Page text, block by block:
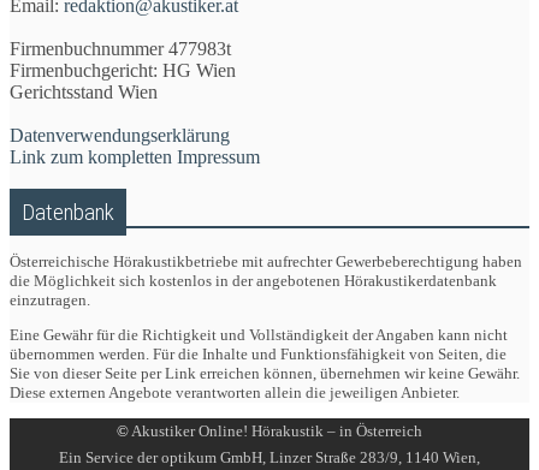
Email: redaktion@akustiker.at
Firmenbuchnummer 477983t
Firmenbuchgericht: HG Wien
Gerichtsstand Wien
Datenverwendungserklärung
Link zum kompletten Impressum
Datenbank
Österreichische Hörakustikbetriebe mit aufrechter Gewerbeberechtigung haben
die Möglichkeit sich kostenlos in der angebotenen Hörakustikerdatenbank
einzutragen.
Eine Gewähr für die Richtigkeit und Vollständigkeit der Angaben kann nicht
übernommen werden. Für die Inhalte und Funktionsfähigkeit von Seiten, die
Sie von dieser Seite per Link erreichen können, übernehmen wir keine Gewähr.
Diese externen Angebote verantworten allein die jeweiligen Anbieter.
© Akustiker Online! Hörakustik – in Österreich
Ein Service der optikum GmbH, Linzer Straße 283/9, 1140 Wien,